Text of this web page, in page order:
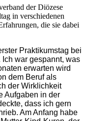
der Diözese
in verschiedenen
die sie dabei
Praktikumstag bei
war gespannt, was
erwarten wird
dem Beruf als
der Wirklichkeit
Aufgaben in der
dass ich gern
Am Anfang habe